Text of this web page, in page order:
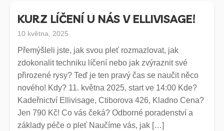
Barva s melírem
(Mytí, foukání, barva, melír, masáž, styling, ošetření*)
1800,-
2300,-
Trvalá
(Mytí, foukání, trvalá, masáž, styling, ošetření)*
1500,-
1800,-
KURZ LÍČENÍ U NÁS V ELLIVISAGE!
10 května, 2025
Přemýšleli jste, jak svou pleť rozmazlovat, jak
zdokonalit techniku líčení nebo jak zvýraznit své
přirozené rysy? Teď je ten pravý čas se naučit něco
nového! Kdy? 11. května 2025, start ve 14:00 Kde?
Kadeřnictví Ellivisage, Ctiborova 426, Kladno Cena?
Jen 790 Kč! Co vás čeká? Odborné poradenství a
základy péče o pleť Naučíme vás, jak […]